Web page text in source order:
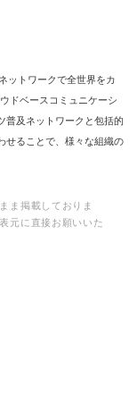
ットワークで全世界をカ
ドベースコミュニケーシ
普及ネットワークと包括的
せることで、様々な組織の
ま掲載しておりま
元に直接お願いいた